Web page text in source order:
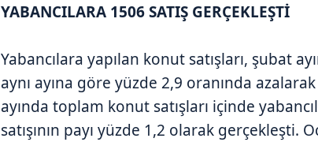
YABANCILARA 1506 SATIŞ GERÇEKLEŞTİ
Yabancılara yapılan konut satışları, şubat
aynı ayına göre yüzde 2,9 oranında
ayında toplam konut satışları içinde
satışının payı yüzde 1,2 olarak gerçekleşti.